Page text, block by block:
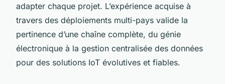
adapter chaque projet. L’expérience acquise à
travers des déploiements multi-pays valide la
pertinence d’une chaîne complète, du génie
électronique à la gestion centralisée des données
pour des solutions IoT évolutives et fiables.